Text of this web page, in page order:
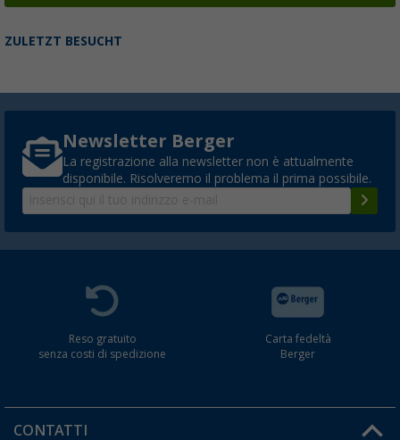
ZULETZT BESUCHT
Newsletter Berger
La registrazione alla newsletter non è attualmente
disponibile. Risolveremo il problema il prima possibile.
Reso gratuito
senza costi di spedizione
Carta fedeltà
Berger
CONTATTI